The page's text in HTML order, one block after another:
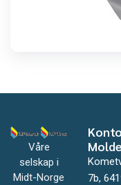
Våre
selskap i
Midt-Norge
Molde
7b,